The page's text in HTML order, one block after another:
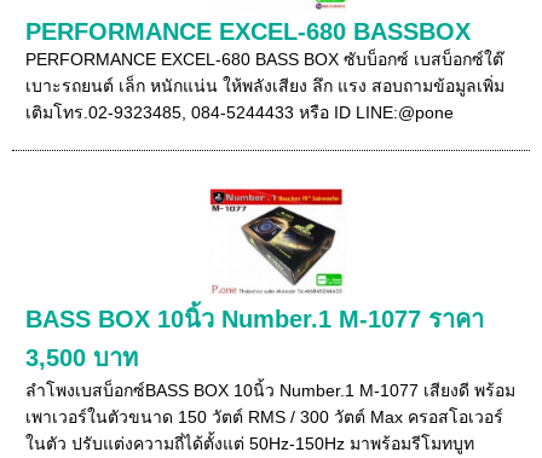
PERFORMANCE EXCEL-680 BASSBOX
PERFORMANCE EXCEL-680 BASS BOX ซับบ็อกซ์ เบสบ็อกซ์ใต๊
เบาะรถยนต์ เล็ก หนักแน่น ให้พลังเสียง ลึก แรง สอบถามข้อมูลเพิ่ม
เติมโทร.02-9323485, 084-5244433 หรือ ID LINE:@pone
BASS BOX 10นิ้ว Number.1 M-1077 ราคา
3,500 บาท
ลำโพงเบสบ็อกซ์BASS BOX 10นิ้ว Number.1 M-1077 เสียงดี พร้อม
เพาเวอร์ในตัวขนาด 150 วัตต์ RMS / 300 วัตต์ Max ครอสโอเวอร์
ในตัว ปรับแต่งความถี่ได้ตั้งแต่ 50Hz-150Hz มาพร้อมรีโมทบูท